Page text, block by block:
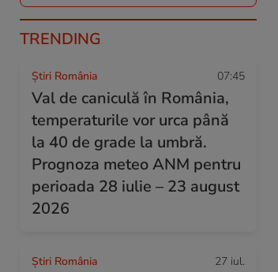
TRENDING
Știri România 07:45
Val de caniculă în România,
temperaturile vor urca până
la 40 de grade la umbră.
Prognoza meteo ANM pentru
perioada 28 iulie – 23 august
2026
Știri România 27 iul.